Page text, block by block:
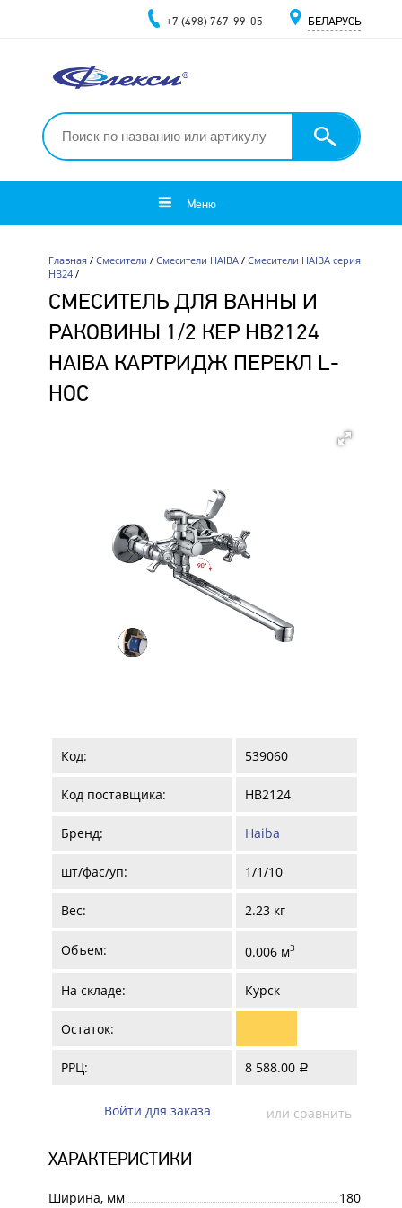
+7 (498) 767-99-05 БЕЛАРУСЬ
Меню
Главная/ Смесители / Смесители HAIBA/ Смесители HAIBA серия
HB24/
СМЕСИТЕЛЬ ДЛЯ ВАННЫ И
РАКОВИНЫ 1/2 КЕР HB2124
HAIBA КАРТРИДЖ ПЕРЕКЛ L-
НОС
Код: 539060
Код поставщика: HB2124
Бренд: Haiba
шт/фас/уп: 1/1/10
Вес: 2.23 кг
Объем: 0.006 м3
На складе: Курск
Остаток:
РРЦ: 8 588.00 a
Войти для заказа или сравнить
ХАРАКТЕРИСТИКИ
Ширина, мм
180